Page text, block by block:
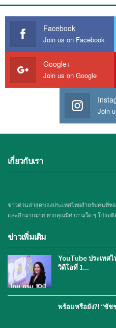
Facebook
Join us on Facebook
Google+
Join us on Google
Join
เกี่ยวกับเรา
ข่าวด่วนล่าสุดของประเทศไทยสำหรับคนที่ช
และอีกมากมาย หากคุณมีคำถามใด ๆ โปรดติ
ข่าวเพิ่มเติม
YouTube ประเทศ
วิดีโอที่ 1…
พร้อมหรือยัง?! “ชัช